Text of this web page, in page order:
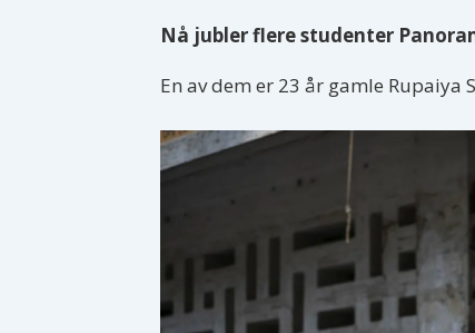
Nå jubler flere studenter
En av dem er 23 år gamle Rupaiya